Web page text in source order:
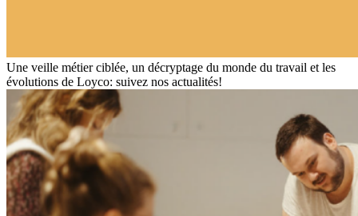
Une veille métier ciblée, un décryptage du monde du travail et les
évolutions de Loyco: suivez nos actualités!